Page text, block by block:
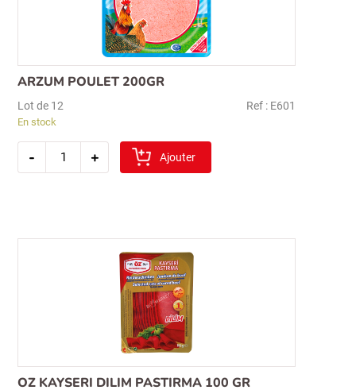
ARZUM POULET 200GR
Lot de 12 Ref : E601
En stock
-
quantité
+ Ajouter
OZ KAYSERI DILIM PASTIRMA 100 GR